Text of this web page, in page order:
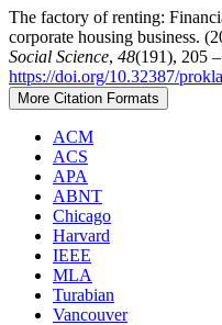
The factory of renting:
corporate housing business.
Social Science, 48(191), 205
https://doi.org/10.32387/
More Citation Formats
ACM
ACS
APA
ABNT
Chicago
Harvard
IEEE
MLA
Turabian
Vancouver